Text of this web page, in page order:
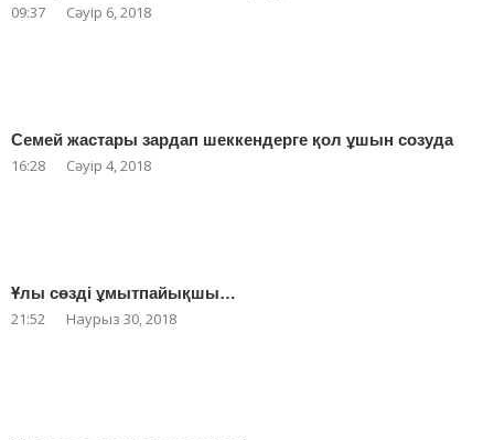
09:37 Сәуір 6, 2018
Семей жастары зардап шеккендерге қол ұшын созуда
16:28 Сәуір 4, 2018
Ұлы сөзді ұмытпайықшы…
21:52 Наурыз 30, 2018